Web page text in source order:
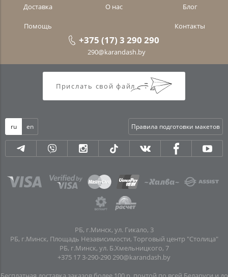
Доставка
О нас Блог
Помощь Контакты
+375 (17) 3 290 290
290@karandash.by
Прислать свой файл
ru en Правила подготовки макетов
РБ, г.Минск, ул. Гикало, 3
РБ, г.Минск, Площадь Независимости, Торговый центр "Столица"
РБ, г.Минск, ул. Б.Хмельницкого, 7
+375 17 3-290-290 290@karandash.by